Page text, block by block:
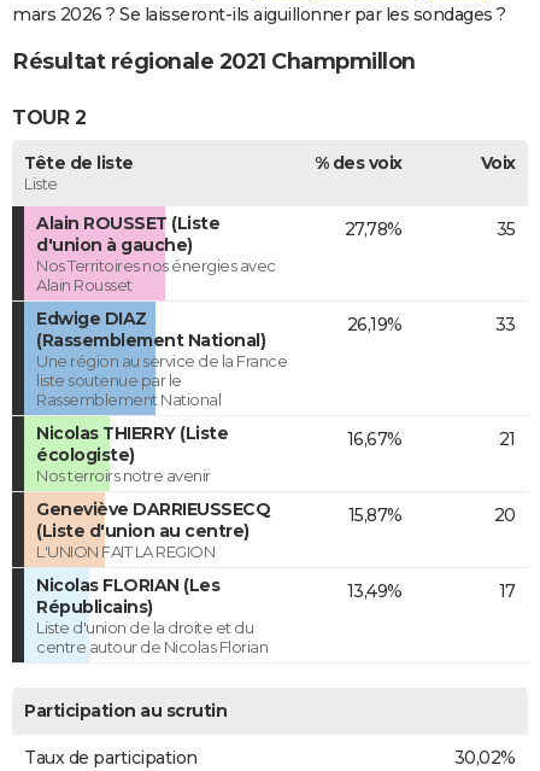
mars 2026 ? Se laisseront-ils aiguillonner par les sondages ?
Résultat régionale 2021 Champmillon
TOUR 2
Tête de liste
Liste
% des voix Voix
Alain ROUSSET (Liste
d'union à gauche)
Nos Territoires nos énergies avec
Alain Rousset
27,78% 35
Edwige DIAZ
(Rassemblement National)
Une région au service de la France
liste soutenue par le
Rassemblement National
26,19% 33
Nicolas THIERRY (Liste
écologiste)
Nos terroirs notre avenir
16,67% 21
Geneviève DARRIEUSSECQ
(Liste d'union au centre)
L'UNION FAIT LA REGION
15,87% 20
Nicolas FLORIAN (Les
Républicains)
Liste d'union de la droite et du
centre autour de Nicolas Florian
13,49% 17
Participation au scrutin
Taux de participation 30,02%